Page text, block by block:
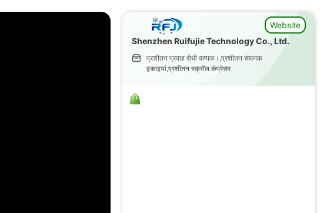
Website
Shenzhen Ruifujie Technology Co., Ltd.
प्रशीतन प्रवाह रोधी वाष्पक।,प्रशीतन संघनक
इकाइयां,प्रशीतन स्क्रॉल कंप्रेसर